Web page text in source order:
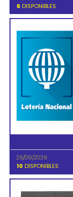
6 DISPONIBLES
26/09/2026
10 DISPONIBLES